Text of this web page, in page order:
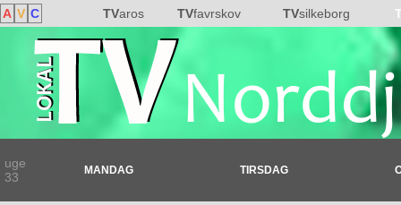
A V C TVaros TVfavrskov TVsilkeborg
uge
33
MANDAG TIRSDAG